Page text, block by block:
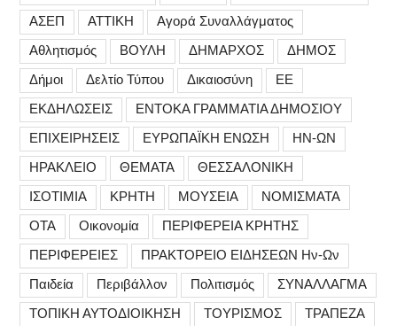
ΑΣΕΠ
ΑΤΤΙΚΗ
Αγορά Συναλλάγματος
Αθλητισμός
ΒΟΥΛΗ ΔΗΜΑΡΧΟΣ
ΔΗΜΟΣ
Δήμοι
Δελτίο Τύπου Δικαιοσύνη
ΕΕ
ΕΚΔΗΛΩΣΕΙΣ
ΕΝΤΟΚΑ ΓΡΑΜΜΑΤΙΑ ΔΗΜΟΣΙΟΥ
ΕΠΙΧΕΙΡΗΣΕΙΣ
ΕΥΡΩΠΑΪΚΗ ΕΝΩΣΗ
ΗΝ-ΩΝ
ΗΡΑΚΛΕΙΟ
ΘΕΜΑΤΑ
ΘΕΣΣΑΛΟΝΙΚΗ
ΙΣΟΤΙΜΙΑ
ΚΡΗΤΗ ΜΟΥΣΕΙΑ
ΝΟΜΙΣΜΑΤΑ
ΟΤΑ
Οικονομία
ΠΕΡΙΦΕΡΕΙΑ ΚΡΗΤΗΣ
ΠΕΡΙΦΕΡΕΙΕΣ
ΠΡΑΚΤΟΡΕΙΟ ΕΙΔΗΣΕΩΝ Ην-Ων
Παιδεία
Περιβάλλον Πολιτισμός
ΣΥΝΑΛΛΑΓΜΑ
ΤΟΠΙΚΗ ΑΥΤΟΔΙΟΙΚΗΣΗ
ΤΟΥΡΙΣΜΟΣ ΤΡΑΠΕΖΑ